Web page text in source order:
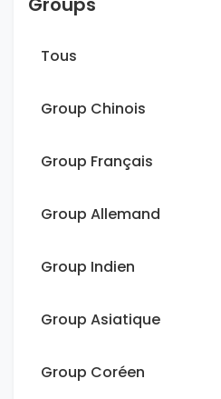
Tous
Group Chinois
Group Français
Group Allemand
Group Indien
Group Asiatique
Group Coréen